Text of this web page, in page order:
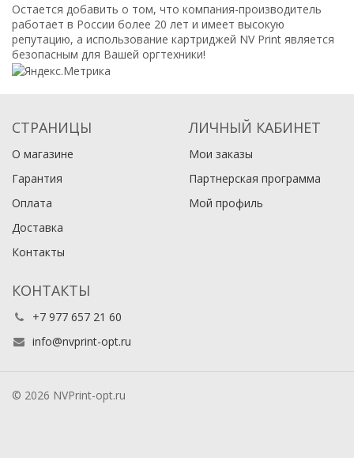
Остается добавить о том, что компания-производитель
работает в России более 20 лет и имеет высокую
репутацию, а использование картриджей NV Print является
безопасным для Вашей оргтехники!
СТРАНИЦЫ
О магазине
Гарантия
Оплата
Доставка
Контакты
ЛИЧНЫЙ КАБИНЕТ
Мои заказы
Партнерская программа
Мой профиль
КОНТАКТЫ
+7 977 657 21 60
info@nvprint-opt.ru
© 2026 NVPrint-opt.ru